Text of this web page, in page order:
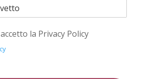
la Privacy Policy